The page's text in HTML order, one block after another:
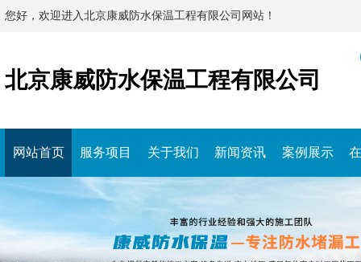
您好，欢迎进入北京康威防水保温工程有限公司网站！
北京康威防水保温工程有限公司
网站首页 服务项目 关于我们 新闻资讯 案例展示